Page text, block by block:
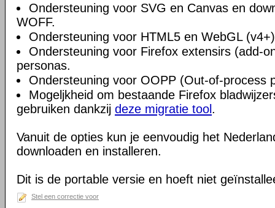
Ondersteuning voor SVG en Canvas en
WOFF.
Ondersteuning voor HTML5 en WebGL
Ondersteuning voor Firefox extensirs (add-
personas.
Ondersteuning voor OOPP (Out-of-process
Mogeljkheid om bestaande Firefox
gebruiken dankzij deze migratie tool .
Vanuit de opties kun je eenvoudig het
downloaden en installeren.
Dit is de portable versie en hoeft niet
Stel een correctie voor